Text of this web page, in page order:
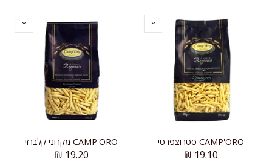
CAMP'ORO סטרוצפרטי
19.10
₪
CAMP'ORO מקרוני קלברזי
19.20
₪